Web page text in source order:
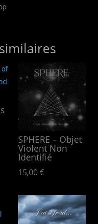
SPHERE – Objet
Violent Non
Identifié
15,00€